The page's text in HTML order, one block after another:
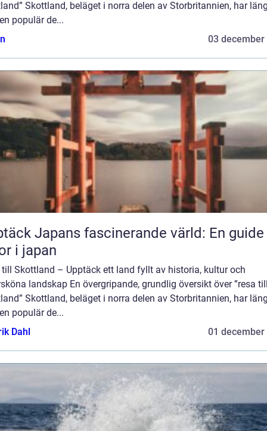
Skottland, beläget i norra delen av Storbritannien, har
populär de...
03 december
Japans fascinerande värld: En
i japan
till Skottland – Upptäck ett land fyllt av historia, kultur och
landskap En övergripande, grundlig översikt över ”resa
Skottland, beläget i norra delen av Storbritannien, har
populär de...
Dahl
01 december